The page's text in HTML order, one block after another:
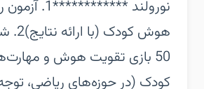
نورولند
هوش
50 بازی تقویت هوش و
کودک (در حوزه‌های ریاضی،